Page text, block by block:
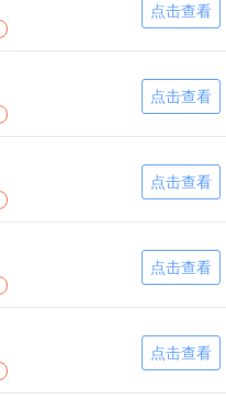
点击查看
点击查看
点击查看
点击查看
点击查看